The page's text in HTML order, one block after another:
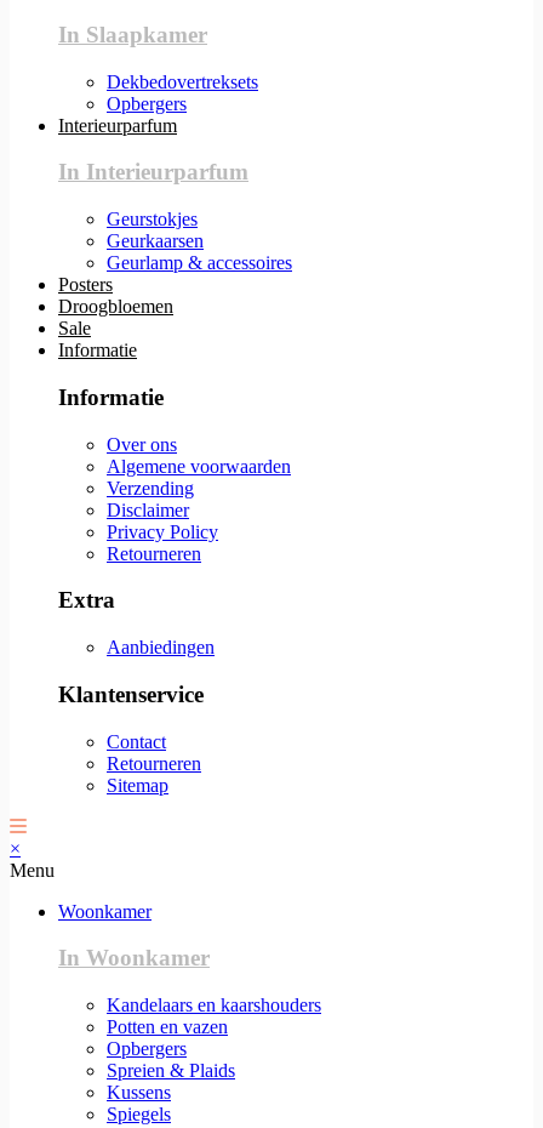
In Slaapkamer
Dekbedovertreksets
Opbergers
Interieurparfum
In Interieurparfum
Geurstokjes
Geurkaarsen
Geurlamp & accessoires
Posters
Droogbloemen
Sale
Informatie
Informatie
Over ons
Algemene voorwaarden
Verzending
Disclaimer
Privacy Policy
Retourneren
Extra
Aanbiedingen
Klantenservice
Contact
Retourneren
Sitemap
×
Menu
Woonkamer
In Woonkamer
Kandelaars en kaarshouders
Potten en vazen
Opbergers
Spreien & Plaids
Kussens
Spiegels